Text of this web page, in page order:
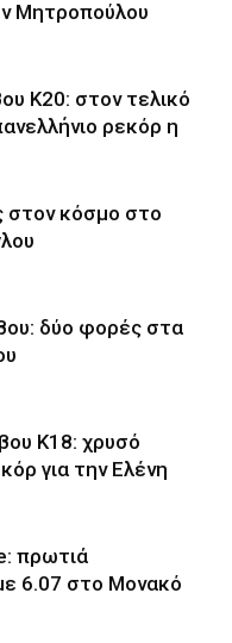
Μητροπούλου
Κ20: στον τελικό
ρεκόρ η
στον κόσμο στο
δύο φορές στα
Κ18: χρυσό
για την Ελένη
πρωτιά
6.07 στο Μονακό